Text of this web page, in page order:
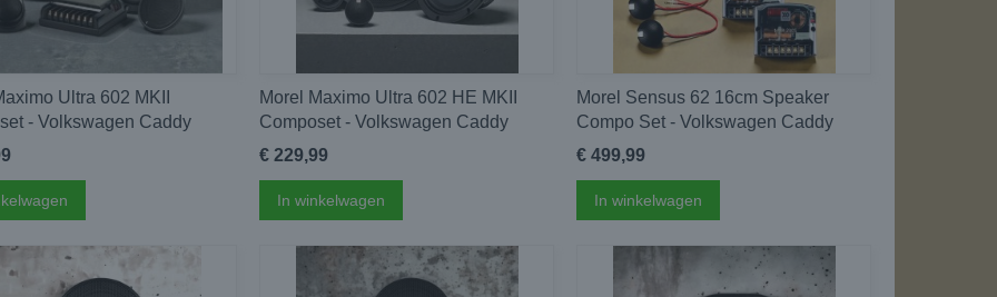
Ultra 602 MKII
- Volkswagen Caddy
Morel Maximo Ultra 602 HE MKII
Composet - Volkswagen Caddy
€ 229,99
In winkelwagen
Morel Sensus 62 16cm Speaker
Compo Set - Volkswagen Caddy
€ 499,99
In winkelwagen